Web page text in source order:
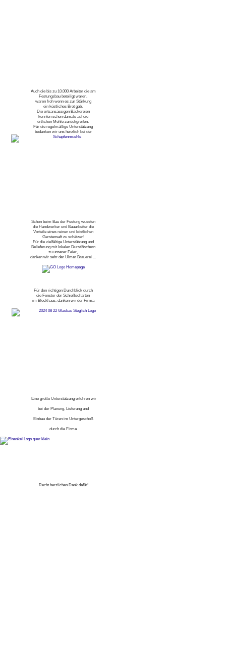
Auch die bis zu 10.000 Arbeiter die am
Festungsbau beteiligt waren,
waren froh wenn es zur Stärkung
ein köstliches Brot gab.
Die ortsansässigen Bäckereien
konnten schon damals auf die
örtlichen Mehle zurückgreifen.
Für die regelmäßige Unterstützung
bedanken wir uns herzlich bei der
Schon beim Bau der Festung wussten
die Handwerker und Bauarbeiter die
Vorteile eines reinen und köstlichen
Gerstensaft zu schätzen!
Für die vielfältige Unterstützung und
Belieferung mit lokalen Durstlöschern
zu unserer Feier,
danken wir sehr der Ulmer Brauerei ...
Für den richtigen Durchblick durch
die Fenster der Schießscharten
im Blockhaus, danken wir der Firma
Eine große Unterstützung erfuhren wir
bei der Planung, Lieferung und
Einbau der Türen im Untergeschoß
durch die Firma
Recht herzlichen Dank dafür!